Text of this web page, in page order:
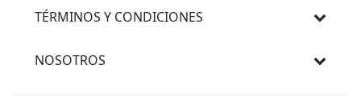
TÉRMINOS Y CONDICIONES
NOSOTROS